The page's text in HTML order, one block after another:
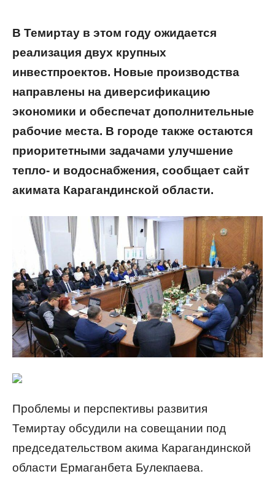
В Темиртау в этом году ожидается
реализация двух крупных
инвестпроектов. Новые производства
направлены на диверсификацию
экономики и обеспечат дополнительные
рабочие места. В городе также остаются
приоритетными задачами улучшение
тепло- и водоснабжения, сообщает сайт
акимата Карагандинской области.
Проблемы и перспективы развития
Темиртау обсудили на совещании под
председательством акима Карагандинской
области Ермаганбета Булекпаева.